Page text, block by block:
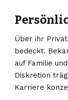
Über ihr
bedeckt.
auf Familie
Diskretion
Karriere